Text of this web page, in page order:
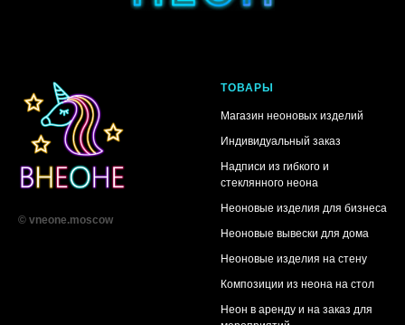
© vneone.moscow
ТОВАРЫ
Магазин неоновых изделий
Индивидуальный заказ
Надписи из гибкого и
стеклянного неона
Неоновые изделия для бизнеса
Неоновые вывески для дома
Неоновые изделия на стену
Композиции из неона на стол
Неон в аренду и на заказ для